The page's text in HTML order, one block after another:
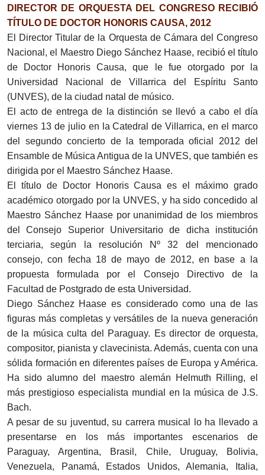
DIRECTOR DE ORQUESTA DEL CONGRESO RECIBIÓ
TÍTULO DE DOCTOR HONORIS CAUSA, 2012
El Director Titular de la Orquesta de Cámara del Congreso
Nacional, el Maestro Diego Sánchez Haase, recibió el título
de Doctor Honoris Causa, que le fue otorgado por la
Universidad Nacional de Villarrica del Espíritu Santo
(UNVES), de la ciudad natal de músico.
El acto de entrega de la distinción se llevó a cabo el día
viernes 13 de julio en la Catedral de Villarrica, en el marco
del segundo concierto de la temporada oficial 2012 del
Ensamble de Música Antigua de la UNVES, que también es
dirigida por el Maestro Sánchez Haase.
El título de Doctor Honoris Causa es el máximo grado
académico otorgado por la UNVES, y ha sido concedido al
Maestro Sánchez Haase por unanimidad de los miembros
del Consejo Superior Universitario de dicha institución
terciaria, según la resolución Nº 32 del mencionado
consejo, con fecha 18 de mayo de 2012, en base a la
propuesta formulada por el Consejo Directivo de la
Facultad de Postgrado de esta Universidad.
Diego Sánchez Haase es considerado como una de las
figuras más completas y versátiles de la nueva generación
de la música culta del Paraguay. Es director de orquesta,
compositor, pianista y clavecinista. Además, cuenta con una
sólida formación en diferentes países de Europa y América.
Ha sido alumno del maestro alemán Helmuth Rilling, el
más prestigioso especialista mundial en la música de J.S.
Bach.
A pesar de su juventud, su carrera musical lo ha llevado a
presentarse en los más importantes escenarios de
Paraguay, Argentina, Brasil, Chile, Uruguay, Bolivia,
Venezuela, Panamá, Estados Unidos, Alemania, Italia,